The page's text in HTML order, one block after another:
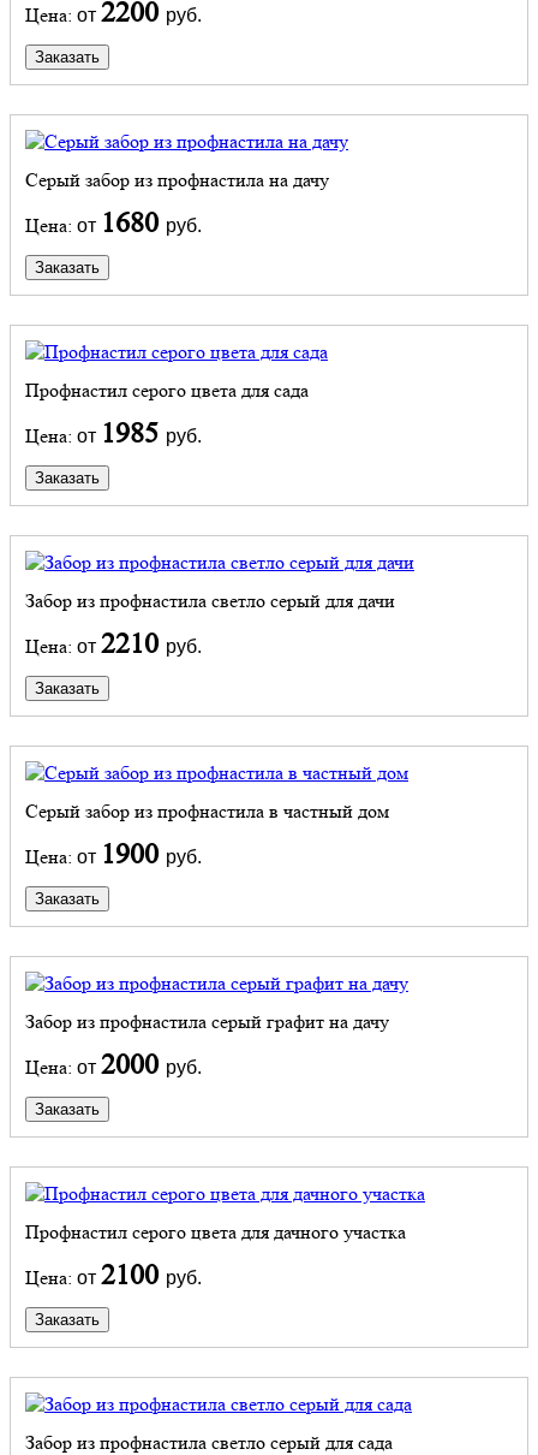
Цена: от 2200 руб.
Заказать
Серый забор из профнастила на дачу
Цена: от 1680 руб.
Заказать
Профнастил серого цвета для сада
Цена: от 1985 руб.
Заказать
Забор из профнастила светло серый для дачи
Цена: от 2210 руб.
Заказать
Серый забор из профнастила в частный дом
Цена: от 1900 руб.
Заказать
Забор из профнастила серый графит на дачу
Цена: от 2000 руб.
Заказать
Профнастил серого цвета для дачного участка
Цена: от 2100 руб.
Заказать
Забор из профнастила светло серый для сада